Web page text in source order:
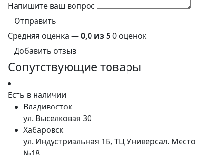
Напишите ваш вопрос
Отправить
Средняя оценка —0,0 из 50 оценок
Добавить отзыв
Сопутствующие товары
Есть в наличии
Владивосток
ул. Выселковая 30
Хабаровск
ул. Индустриальная 1Б, ТЦ Универсал. Место